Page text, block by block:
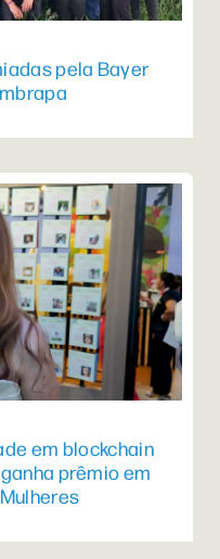
pela Bayer
em blockchain
prêmio em